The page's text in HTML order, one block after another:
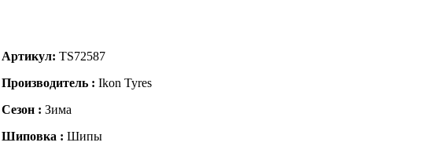
Артикул: TS72587
Производитель : Ikon Tyres
Сезон : Зима
Шиповка : Шипы